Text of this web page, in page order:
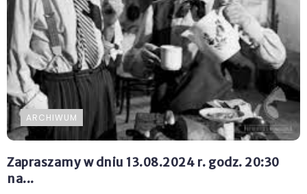
ARCHIWUM
Zapraszamy w dniu 13.08.2024 r. godz. 20:30
na...